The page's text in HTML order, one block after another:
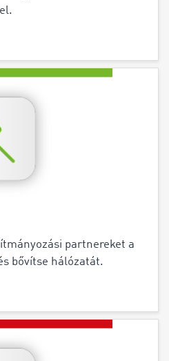
partnereket a
bővítse hálózatát.